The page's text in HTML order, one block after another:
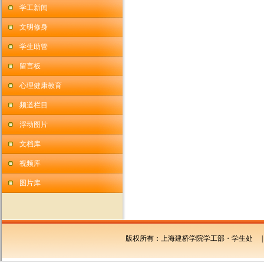
学工新闻
文明修身
学生助管
留言板
心理健康教育
频道栏目
浮动图片
文档库
视频库
图片库
版权所有：上海建桥学院学工部・学生处